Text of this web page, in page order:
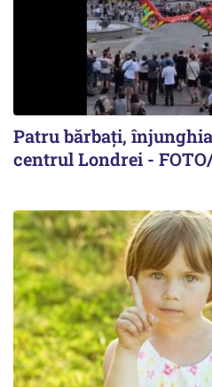
Patru bărbați,
centrul Londrei -